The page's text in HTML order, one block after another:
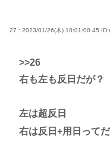
27 : 2023/01/26(木) 10:01:00.45
>>26
右も左も反日だが？
左は超反日
右は反日+用日って